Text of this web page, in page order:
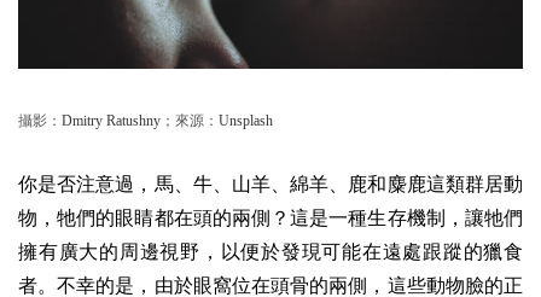
攝影： Dmitry Ratushny ；來源： Unsplash
你是否注意過，馬、牛、山羊、綿羊、鹿和麋鹿這類群居動
物，牠們的眼睛都在頭的兩側？這是一種生存機制，讓牠們
擁有廣大的周邊視野，以便於發現可能在遠處跟蹤的獵食
者。不幸的是，由於眼窩位在頭骨的兩側，這些動物臉的正